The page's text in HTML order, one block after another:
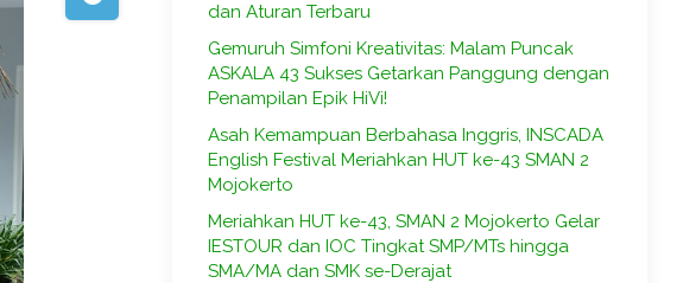
dan Aturan Terbaru
Gemuruh Simfoni Kreativitas: Malam Puncak
ASKALA 43 Sukses Getarkan Panggung dengan
Penampilan Epik HiVi!
Asah Kemampuan Berbahasa Inggris, INSCADA
English Festival Meriahkan HUT ke-43 SMAN 2
Mojokerto
Meriahkan HUT ke-43, SMAN 2 Mojokerto Gelar
IESTOUR dan IOC Tingkat SMP/MTs hingga
SMA/MA dan SMK se-Derajat